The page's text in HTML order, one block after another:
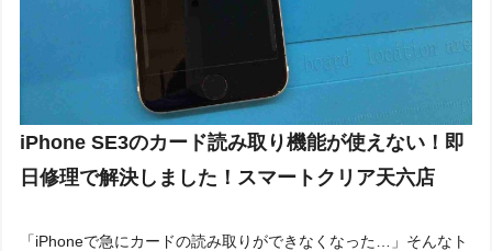
iPhone SE3のカード読み取り機能が使えない！即
日修理で解決しました！スマートクリア天六店
「iPhoneで急にカードの読み取りができなくなった…」そんなト